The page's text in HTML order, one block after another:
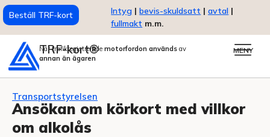
Beställ TRF-kort Intyg | bevis-skuldsatt | avtal |
fullmakt m.m.
TRF-kort®
När trafikregistrerade motorfordon används av
annan än ägaren
MENY
Transportstyrelsen
Ansökan om körkort med villkor
om alkolås